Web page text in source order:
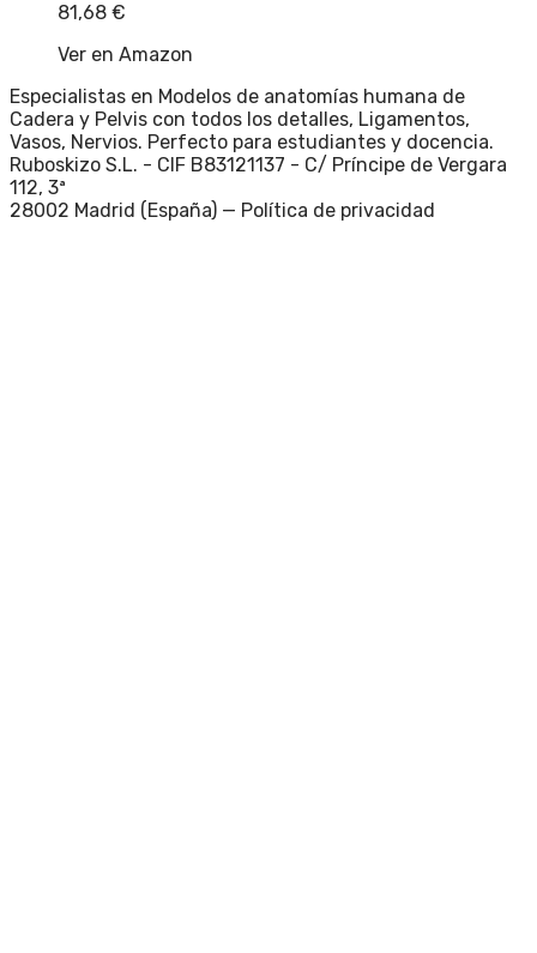
81,68 €
Ver en Amazon
Especialistas en Modelos de anatomías humana de
Cadera y Pelvis con todos los detalles, Ligamentos,
Vasos, Nervios. Perfecto para estudiantes y docencia.
Ruboskizo S.L. - CIF B83121137 - C/ Príncipe de Vergara
112, 3ª
28002 Madrid (España) — Política de privacidad